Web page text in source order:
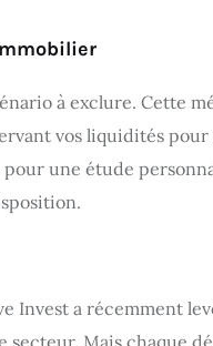
à exclure. Cette
vos liquidités pour
une étude
Invest a récemment
secteur. Mais chaque